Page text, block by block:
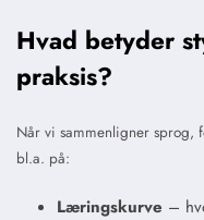
Hvad betyder
praksis?
Når vi sammenligner sprog,
bl.a. på:
Læringskurve –